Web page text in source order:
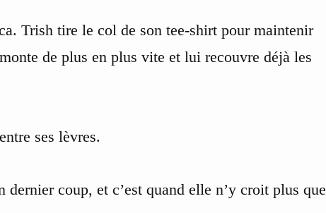
Trish tire le col de son tee-shirt pour maintenir
de plus en plus vite et lui recouvre déjà les
ses lèvres.
dernier coup, et c’est quand elle n’y croit plus que